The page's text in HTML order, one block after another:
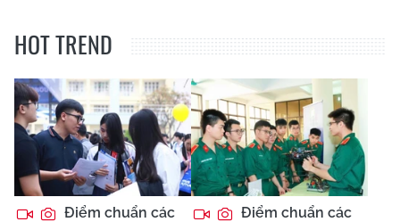
HOT TREND
Điểm chuẩn các
Điểm chuẩn các